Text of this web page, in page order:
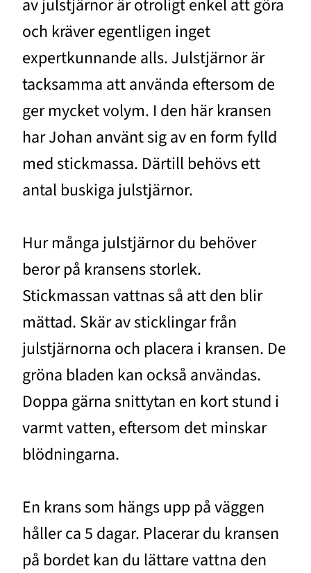
av julstjärnor är otroligt enkel att göra
och kräver egentligen inget
expertkunnande alls. Julstjärnor är
tacksamma att använda eftersom de
ger mycket volym. I den här kransen
har Johan använt sig av en form fylld
med stickmassa. Därtill behövs ett
antal buskiga julstjärnor.
Hur många julstjärnor du behöver
beror på kransens storlek.
Stickmassan vattnas så att den blir
mättad. Skär av sticklingar från
julstjärnorna och placera i kransen. De
gröna bladen kan också användas.
Doppa gärna snittytan en kort stund i
varmt vatten, eftersom det minskar
blödningarna.
En krans som hängs upp på väggen
håller ca 5 dagar. Placerar du kransen
på bordet kan du lättare vattna den